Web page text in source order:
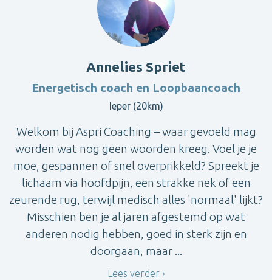
Annelies Spriet
Energetisch coach en Loopbaancoach
Ieper (20km)
Welkom bij Aspri Coaching – waar gevoeld mag
worden wat nog geen woorden kreeg. Voel je je
moe, gespannen of snel overprikkeld? Spreekt je
lichaam via hoofdpijn, een strakke nek of een
zeurende rug, terwijl medisch alles 'normaal' lijkt?
Misschien ben je al jaren afgestemd op wat
anderen nodig hebben, goed in sterk zijn en
doorgaan, maar ...
Lees verder